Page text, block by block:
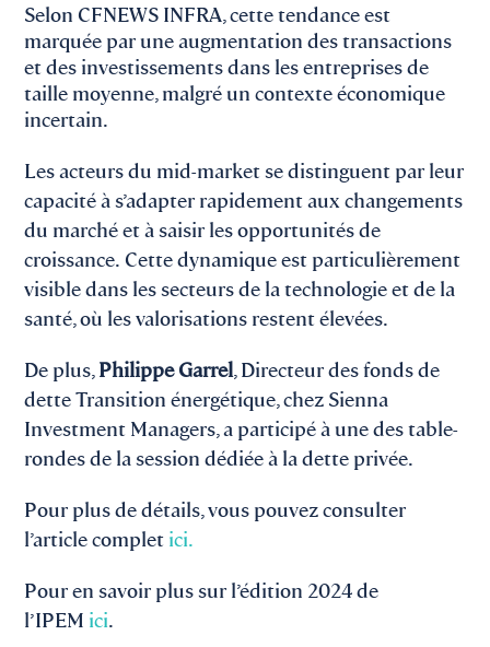
Selon CFNEWS INFRA, cette tendance est
marquée par une augmentation des transactions
et des investissements dans les entreprises de
taille moyenne, malgré un contexte économique
incertain.
Les acteurs du mid-market se distinguent par leur
capacité à s’adapter rapidement aux changements
du marché et à saisir les opportunités de
croissance. Cette dynamique est particulièrement
visible dans les secteurs de la technologie et de la
santé, où les valorisations restent élevées.
De plus,Philippe Garrel, Directeur des fonds de
dette Transition énergétique, chez Sienna
Investment Managers, a participé à une des table-
rondes de la session dédiée à la dette privée.
Pour plus de détails, vous pouvez consulter
l’article complet ici.
Pour en savoir plus sur l’édition 2024 de
l’IPEM ici.